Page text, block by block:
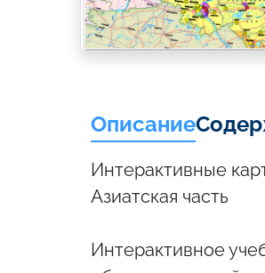
Описание
Интерактивные
Азиатская часть
Интерактивное